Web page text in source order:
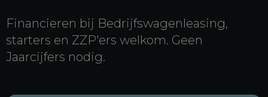
Financieren bij Bedrijfswagenleasing,
starters en ZZP'ers welkom. Geen
Jaarcijfers nodig.